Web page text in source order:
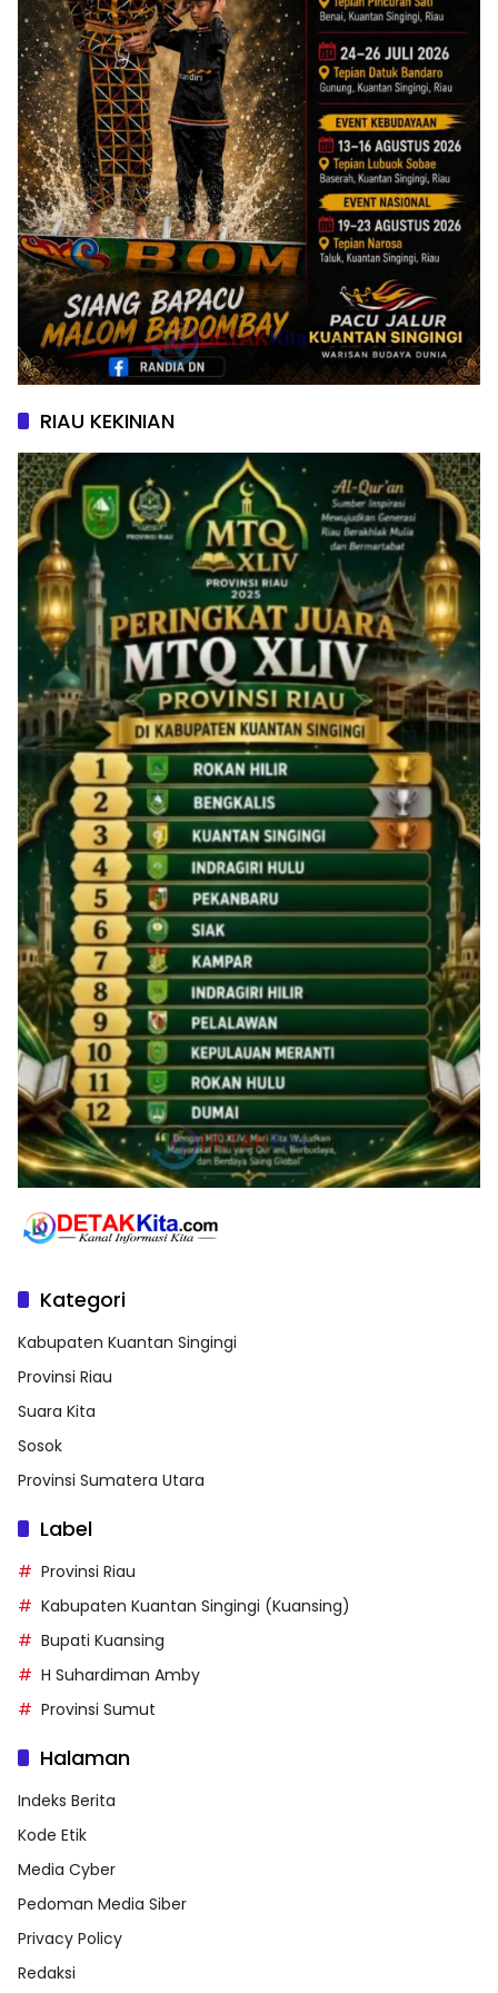
RIAU KEKINIAN
Kategori
Kabupaten Kuantan Singingi
Provinsi Riau
Suara Kita
Sosok
Provinsi Sumatera Utara
Label
Provinsi Riau
Kabupaten Kuantan Singingi (Kuansing)
Bupati Kuansing
H Suhardiman Amby
Provinsi Sumut
Halaman
Indeks Berita
Kode Etik
Media Cyber
Pedoman Media Siber
Privacy Policy
Redaksi